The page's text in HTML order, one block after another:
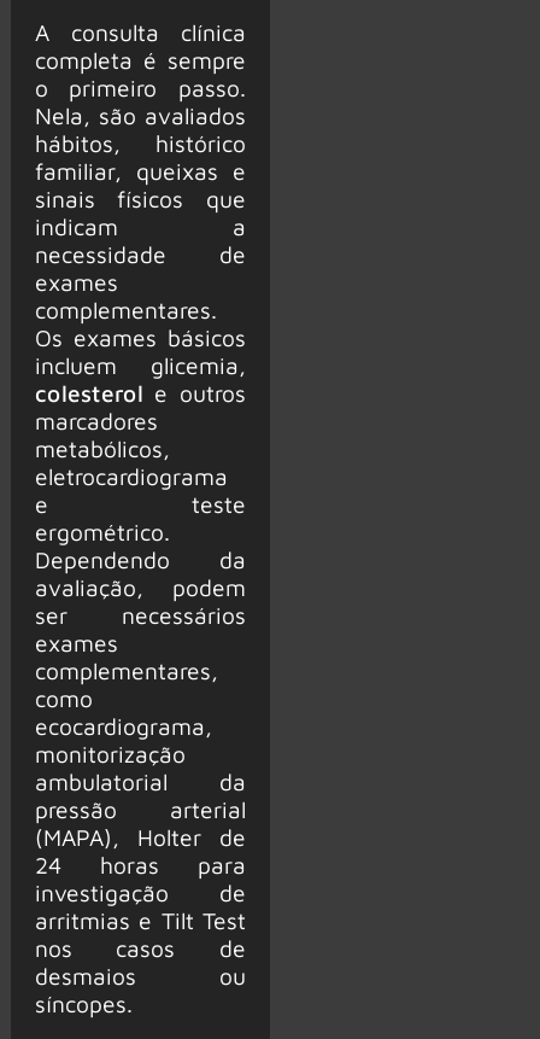
A consulta clínica
completa é sempre
o primeiro passo.
Nela, são avaliados
hábitos, histórico
familiar, queixas e
sinais físicos que
indicam a
necessidade de
exames
complementares.
Os exames básicos
incluem glicemia,
colesterol e outros
marcadores
metabólicos,
eletrocardiograma
e teste
ergométrico.
Dependendo da
avaliação, podem
ser necessários
exames
complementares,
como
ecocardiograma,
monitorização
ambulatorial da
pressão arterial
(MAPA), Holter de
24 horas para
investigação de
arritmias e Tilt Test
nos casos de
desmaios ou
síncopes.